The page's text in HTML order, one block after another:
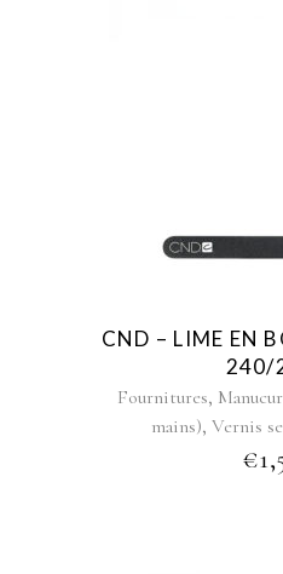
CND – LIME EN
240/
Fournitures,
mains), Vernis
€